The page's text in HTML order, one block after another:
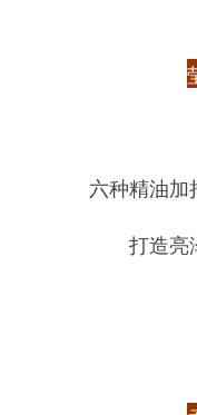
六种精油加
打造亮